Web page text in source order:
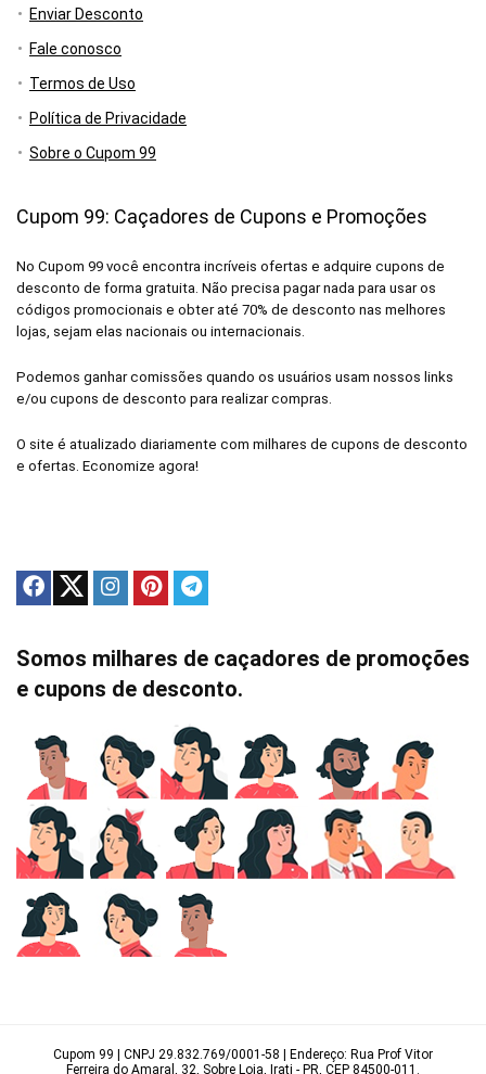
Enviar Desconto
Fale conosco
Termos de Uso
Política de Privacidade
Sobre o Cupom 99
Cupom 99: Caçadores de Cupons e Promoções
No Cupom 99 você encontra incríveis ofertas e adquire cupons de
desconto de forma gratuita. Não precisa pagar nada para usar os
códigos promocionais e obter até 70% de desconto nas melhores
lojas, sejam elas nacionais ou internacionais.
Podemos ganhar comissões quando os usuários usam nossos links
e/ou cupons de desconto para realizar compras.
O site é atualizado diariamente com milhares de cupons de desconto
e ofertas. Economize agora!
Somos milhares de caçadores de promoções
e cupons de desconto.
Cupom 99 | CNPJ 29.832.769/0001-58 | Endereço: Rua Prof Vitor
Ferreira do Amaral, 32, Sobre Loja, Irati - PR, CEP 84500-011.